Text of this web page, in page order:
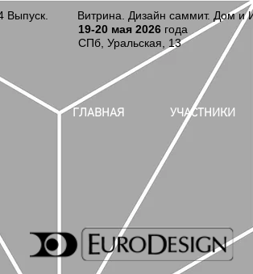
Выпуск. Витрина. Дизайн саммит. Дом и
19-20 мая 2026 года
Уральская, 13
ГЛАВНАЯ УЧАСТНИКИ